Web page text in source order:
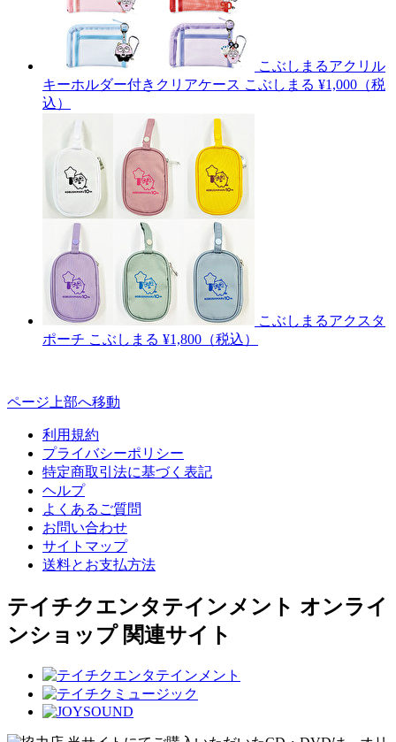
こぶしまるアクリル
キーホルダー付きクリアケース こぶしまる ¥1,000（税
込）
こぶしまるアクスタ
ポーチ こぶしまる ¥1,800（税込）
ページ上部へ移動
利用規約
プライバシーポリシー
特定商取引法に基づく表記
ヘルプ
よくあるご質問
お問い合わせ
サイトマップ
送料とお支払方法
テイチクエンタテインメント オンライ
ンショップ 関連サイト